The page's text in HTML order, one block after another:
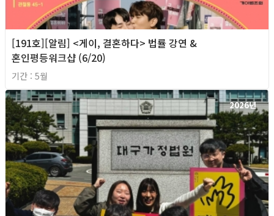
[191호][알림] <게이, 결혼하다> 법률 강연 &
혼인평등워크샵 (6/20)
기간 : 5월
2026년